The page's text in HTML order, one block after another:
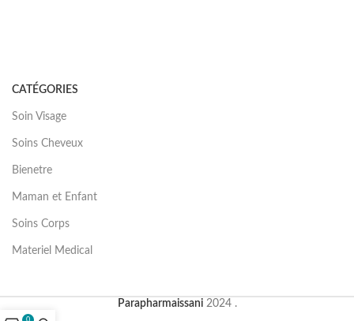
CATÉGORIES
Soin Visage
Soins Cheveux
Bienetre
Maman et Enfant
Soins Corps
Materiel Medical
Parapharmaissani2024 .